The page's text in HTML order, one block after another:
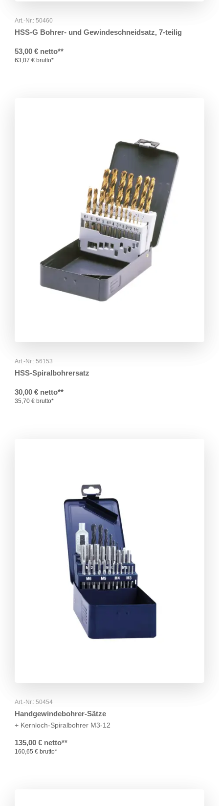
Art.-Nr.: 50460
HSS-G Bohrer- und Gewindeschneidsatz, 7-teilig
53,00 € netto**
63,07 € brutto*
Art.-Nr.: 56153
HSS-Spiralbohrersatz
30,00 € netto**
35,70 € brutto*
Art.-Nr.: 50454
Handgewindebohrer-Sätze
+ Kernloch-Spiralbohrer M3-12
135,00 € netto**
160,65 € brutto*